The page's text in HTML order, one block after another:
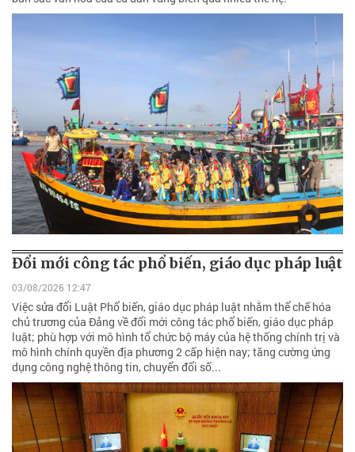
Đổi mới công tác phổ biến, giáo dục pháp luật
03/08/2026 12:47
Việc sửa đổi Luật Phổ biến, giáo dục pháp luật nhằm thể chế hóa
chủ trương của Đảng về đổi mới công tác phổ biến, giáo dục pháp
luật; phù hợp với mô hình tổ chức bộ máy của hệ thống chính trị và
mô hình chính quyền địa phương 2 cấp hiện nay; tăng cường ứng
dụng công nghệ thông tin, chuyển đổi số...